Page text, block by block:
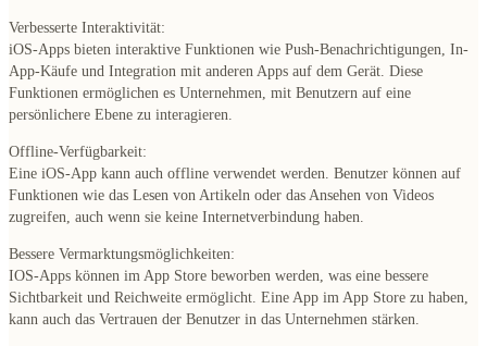
Verbesserte Interaktivität:
iOS-Apps bieten interaktive Funktionen wie Push-Benachrichtigungen, In-
App-Käufe und Integration mit anderen Apps auf dem Gerät. Diese
Funktionen ermöglichen es Unternehmen, mit Benutzern auf eine
persönlichere Ebene zu interagieren.
Offline-Verfügbarkeit:
Eine iOS-App kann auch offline verwendet werden. Benutzer können auf
Funktionen wie das Lesen von Artikeln oder das Ansehen von Videos
zugreifen, auch wenn sie keine Internetverbindung haben.
Bessere Vermarktungsmöglichkeiten:
IOS-Apps können im App Store beworben werden, was eine bessere
Sichtbarkeit und Reichweite ermöglicht. Eine App im App Store zu haben,
kann auch das Vertrauen der Benutzer in das Unternehmen stärken.